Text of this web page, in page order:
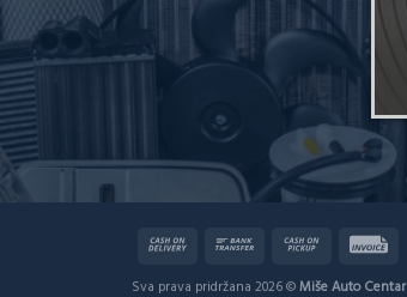
Sva prava pridržana 2026 ©Miše Auto Centar